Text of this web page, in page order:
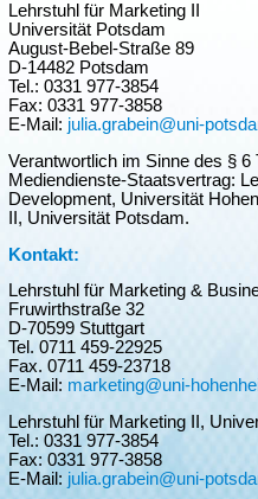
Lehrstuhl für Marketing II
Universität Potsdam
August-Bebel-Straße 89
D-14482 Potsdam
Tel.: 0331 977-3854
Fax: 0331 977-3858
E-Mail: julia.grabein@uni-
Verantwortlich im Sinne des §
Mediendienste-Staatsvertrag:
Development, Universität
II, Universität Potsdam.
Kontakt:
Lehrstuhl für Marketing &
Fruwirthstraße 32
D-70599 Stuttgart
Tel. 0711 459-22925
Fax. 0711 459-23718
E-Mail: marketing@uni-
Lehrstuhl für Marketing II,
Tel.: 0331 977-3854
Fax: 0331 977-3858
E-Mail: julia.grabein@uni-